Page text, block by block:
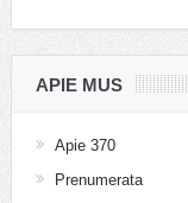
APIE MUS
Apie 370
Prenumerata